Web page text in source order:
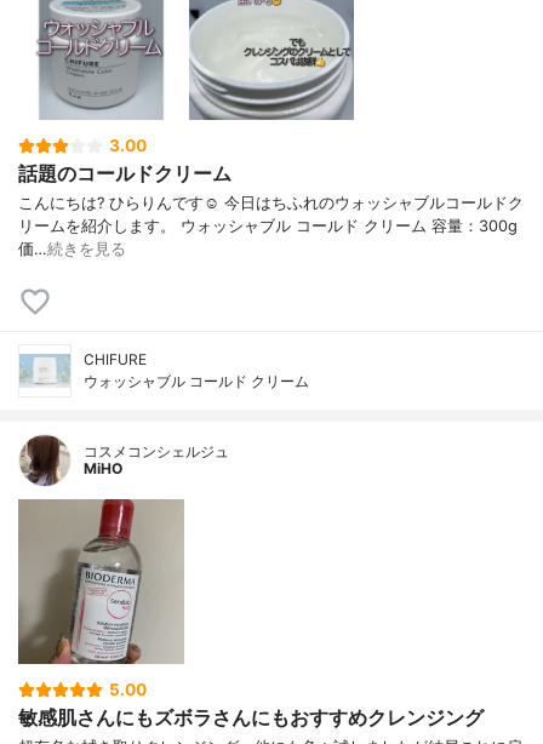
3.00
話題のコールドクリーム
こんにちは? ひらりんです☺️ 今日はちふれのウォッシャブルコールドク
リームを紹介します。 ウォッシャブル コールド クリーム 容量：300g
価…続きを見る
CHIFURE
ウォッシャブル コールド クリーム
コスメコンシェルジュ
MiHO
5.00
敏感肌さんにもズボラさんにもおすすめクレンジング